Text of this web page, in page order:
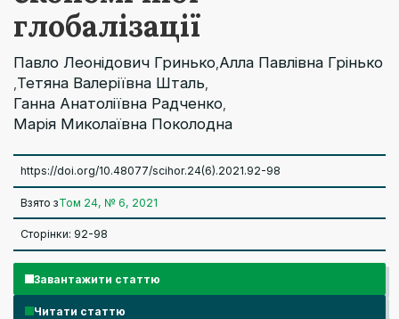
глобалізації
Павло Леонідович Гринько Алла Павлівна Грінько
Тетяна Валеріївна Шталь
Ганна Анатоліївна Радченко
Марія Миколаївна Поколодна
https://doi.org/10.48077/scihor.24(6).2021.92-98
Взято зТом 24, № 6, 2021
Сторінки: 92-98
Завантажити статтю
Читати статтю